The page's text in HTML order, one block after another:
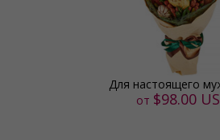
Для настоящего
от $98.00 US